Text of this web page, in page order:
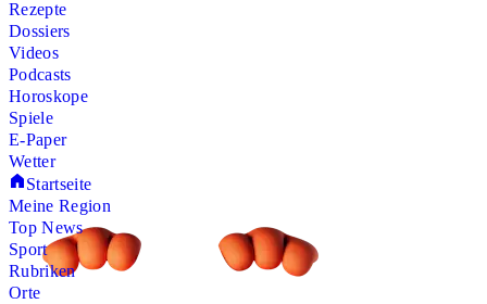
Rezepte
Dossiers
Videos
Podcasts
Horoskope
Spiele
E-Paper
Wetter
Startseite
Meine Region
Top News
Sport
Rubriken
Orte